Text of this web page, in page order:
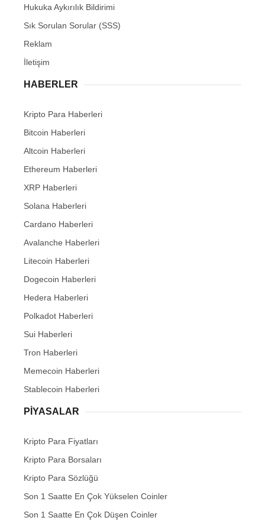
Hukuka Aykırılık Bildirimi
Sık Sorulan Sorular (SSS)
Reklam
İletişim
HABERLER
Kripto Para Haberleri
Bitcoin Haberleri
Altcoin Haberleri
Ethereum Haberleri
XRP Haberleri
Solana Haberleri
Cardano Haberleri
Avalanche Haberleri
Litecoin Haberleri
Dogecoin Haberleri
Hedera Haberleri
Polkadot Haberleri
Sui Haberleri
Tron Haberleri
Memecoin Haberleri
Stablecoin Haberleri
PIYASALAR
Kripto Para Fiyatları
Kripto Para Borsaları
Kripto Para Sözlüğü
Son 1 Saatte En Çok Yükselen Coinler
Son 1 Saatte En Çok Düşen Coinler